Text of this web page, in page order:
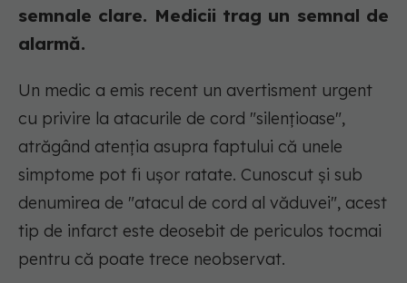
semnale clare. Medicii trag un semnal de
alarmă.
Un medic a emis recent un avertisment urgent
cu privire la atacurile de cord "silențioase",
atrăgând atenția asupra faptului că unele
simptome pot fi ușor ratate. Cunoscut și sub
denumirea de "atacul de cord al văduvei", acest
tip de infarct este deosebit de periculos tocmai
pentru că poate trece neobservat.